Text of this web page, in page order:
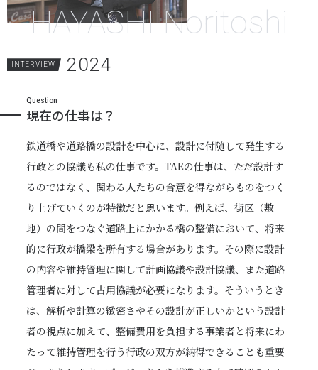
HAYASHI Noritoshi
INTERVIEW 2024
Question
現在の仕事は？
鉄道橋や道路橋の設計を中心に、設計に付随して発生する
行政との協議も私の仕事です。TAEの仕事は、ただ設計す
るのではなく、関わる人たちの合意を得ながらものをつく
り上げていくのが特徴だと思います。例えば、街区（敷
地）の間をつなぐ道路上にかかる橋の整備において、将来
的に行政が橋梁を所有する場合があります。その際に設計
の内容や維持管理に関して計画協議や設計協議、また道路
管理者に対して占用協議が必要になります。そういうとき
は、解析や計算の緻密さやその設計が正しいかという設計
者の視点に加えて、整備費用を負担する事業者と将来にわ
たって維持管理を行う行政の双方が納得できることも重要